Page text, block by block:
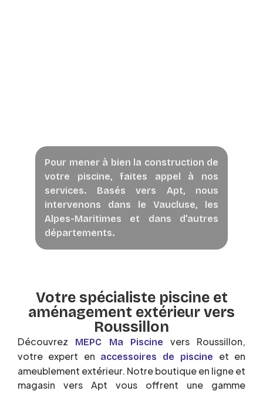
Pour mener à bien la construction de
votre piscine, faites appel à nos
services. Basés vers Apt, nous
intervenons dans le Vaucluse, les
Alpes-Maritimes et dans d’autres
départements.
Votre spécialiste piscine et
aménagement extérieur vers
Roussillon
Découvrez MEPC Ma Piscine
vers Roussillon,
votre expert en accessoires de piscine
et en
ameublement extérieur. Notre boutique en ligne et
magasin vers Apt vous offrent une gamme